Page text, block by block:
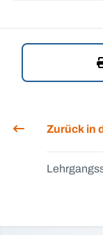
Zurück in